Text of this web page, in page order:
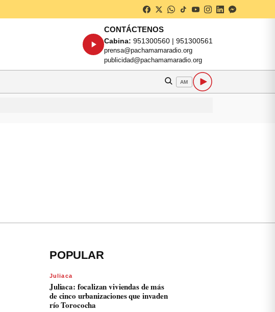
CONTÁCTENOS
Cabina: 951300560 | 951300561
prensa@pachamamaradio.org
publicidad@pachamamaradio.org
AM
POPULAR
Juliaca
Juliaca: focalizan viviendas de más
de cinco urbanizaciones que invaden
río Torococha